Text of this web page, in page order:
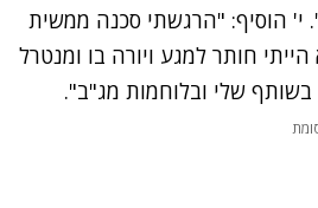
הוסיף: "הרגשתי סכנה ממשית
חותר למגע ויורה בו ומנטרל
בשותף שלי ובלוחמות מג"ב".